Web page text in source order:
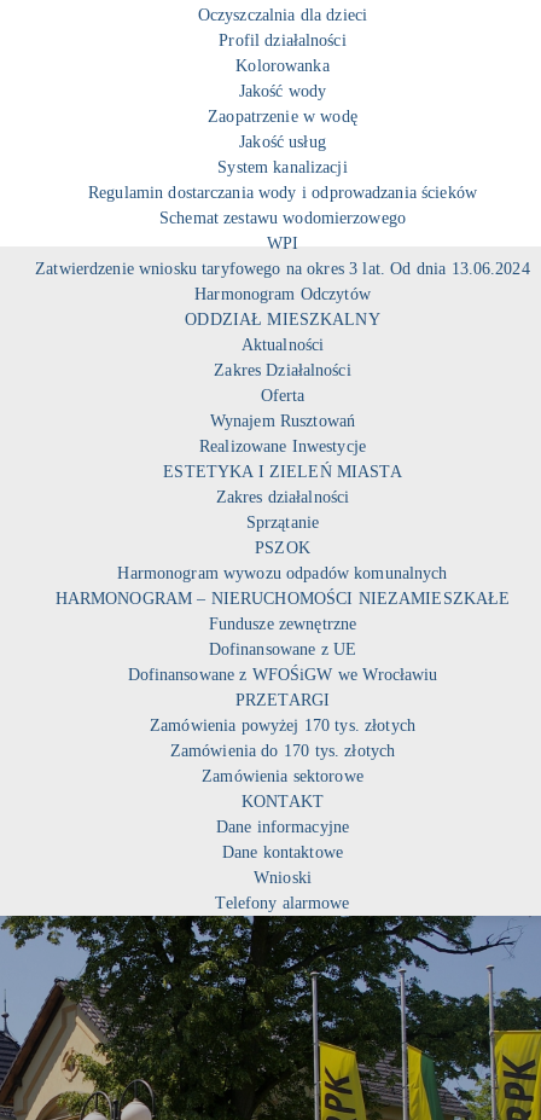
Oczyszczalnia dla dzieci
Profil działalności
Kolorowanka
Jakość wody
Zaopatrzenie w wodę
Jakość usług
System kanalizacji
Regulamin dostarczania wody i odprowadzania ścieków
Schemat zestawu wodomierzowego
WPI
Zatwierdzenie wniosku taryfowego na okres 3 lat. Od dnia 13.06.2024
Harmonogram Odczytów
ODDZIAŁ MIESZKALNY
Aktualności
Zakres Działalności
Oferta
Wynajem Rusztowań
Realizowane Inwestycje
ESTETYKA I ZIELEŃ MIASTA
Zakres działalności
Sprzątanie
PSZOK
Harmonogram wywozu odpadów komunalnych
HARMONOGRAM – NIERUCHOMOŚCI NIEZAMIESZKAŁE
Fundusze zewnętrzne
Dofinansowane z UE
Dofinansowane z WFOŚiGW we Wrocławiu
PRZETARGI
Zamówienia powyżej 170 tys. złotych
Zamówienia do 170 tys. złotych
Zamówienia sektorowe
KONTAKT
Dane informacyjne
Dane kontaktowe
Wnioski
Telefony alarmowe